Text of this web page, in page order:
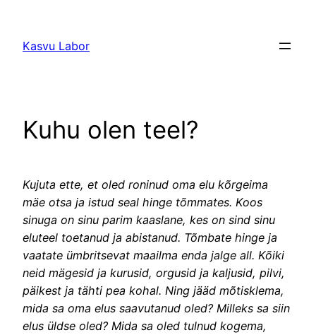
juurde
Kasvu Labor
Kuhu olen teel?
Kujuta ette, et oled roninud oma elu kõrgeima
mäe otsa ja istud seal hinge tõmmates. Koos
sinuga on sinu parim kaaslane, kes on sind sinu
eluteel toetanud ja abistanud. Tõmbate hinge ja
vaatate ümbritsevat maailma enda jalge all. Kõiki
neid mägesid ja kurusid, orgusid ja kaljusid, pilvi,
päikest ja tähti pea kohal. Ning jääd mõtisklema,
mida sa oma elus saavutanud oled? Milleks sa siin
elus üldse oled? Mida sa oled tulnud kogema,